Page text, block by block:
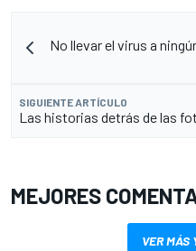
No llevar el virus a
SIGUIENTE ARTÍCULO
Las historias detrás de las
MEJORES
VER MÁS